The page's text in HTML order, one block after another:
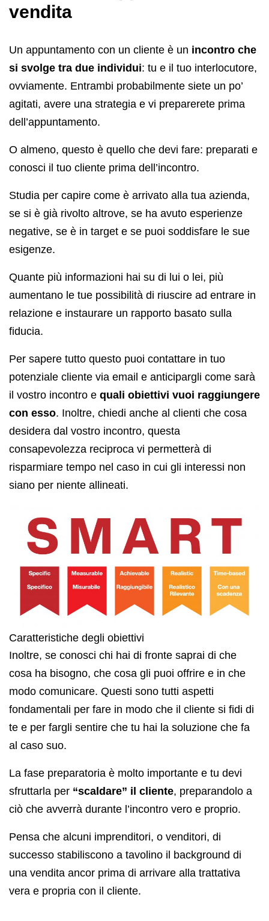
vendita
Un appuntamento con un cliente è un incontro che
si svolge tra due individui: tu e il tuo interlocutore,
ovviamente. Entrambi probabilmente siete un po’
agitati, avere una strategia e vi preparerete prima
dell’appuntamento.
O almeno, questo è quello che devi fare: preparati e
conosci il tuo cliente prima dell’incontro.
Studia per capire come è arrivato alla tua azienda,
se si è già rivolto altrove, se ha avuto esperienze
negative, se è in target e se puoi soddisfare le sue
esigenze.
Quante più informazioni hai su di lui o lei, più
aumentano le tue possibilità di riuscire ad entrare in
relazione e instaurare un rapporto basato sulla
fiducia.
Per sapere tutto questo puoi contattare in tuo
potenziale cliente via email e anticipargli come sarà
il vostro incontro e quali obiettivi vuoi raggiungere
con esso. Inoltre, chiedi anche al clienti che cosa
desidera dal vostro incontro, questa
consapevolezza reciproca vi permetterà di
risparmiare tempo nel caso in cui gli interessi non
siano per niente allineati.
Caratteristiche degli obiettivi
Inoltre, se conosci chi hai di fronte saprai di che
cosa ha bisogno, che cosa gli puoi offrire e in che
modo comunicare. Questi sono tutti aspetti
fondamentali per fare in modo che il cliente si fidi di
te e per fargli sentire che tu hai la soluzione che fa
al caso suo.
La fase preparatoria è molto importante e tu devi
sfruttarla per “scaldare” il cliente, preparandolo a
ciò che avverrà durante l’incontro vero e proprio.
Pensa che alcuni imprenditori, o venditori, di
successo stabiliscono a tavolino il background di
una vendita ancor prima di arrivare alla trattativa
vera e propria con il cliente.